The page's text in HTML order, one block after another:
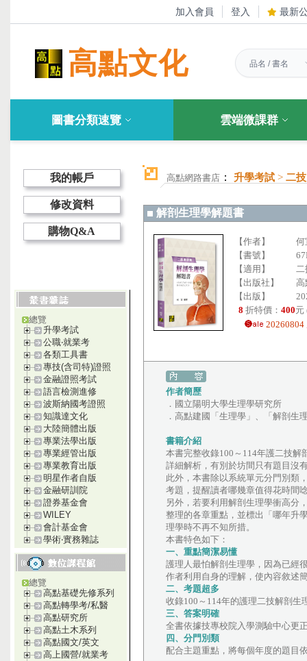
加入會員 登入 最新
高點文化
圖書分類速覽 雲端微課群
我的帳戶
修改資料
購物Q&A
總覽
升學考試
公職‧就業考
各類工具書
專技(含司特)證照
金融證照考試
語言檢測進修
波斯納國考證照
知識達文化
大陸簡體出版
專業法學出版
專業經管出版
專業教育出版
明星作者自版
金融研訓院
證券基金會
WILEY
會計基金會
學術‧實務雜誌
總覽
高點基礎先修系列
高點轉學考/私醫
高點研究所
高點土木系列
高點國文/英文
高上國營/就業考
高點網路書店 ： 升學考試 > 二技
解剖生理學解題書
【作者】
【書號】
【適用】
【出版社】
高
【出版】
8 折特價： 400元
作者簡歷
．國立陽明大學生理學研究所
．高點建國「生理學」、「解剖生
書籍介紹
本書完整收錄100～114年護二技解
詳細解析，有別於坊間只有題目沒
此外，本書除以系統單元分門別類
考題，提醒讀者哪幾章值得花時間
另外，若要利用解剖生理學衝高分
整理的各章重點，並標出「哪年升
理學時不再不知所措。
本書特色如下：
一、重點簡潔易懂
護理人最怕解剖生理學，因為已經
作者利用自身的理解，使內容敘述
二、考題超多
收錄100～114年的護理二技解剖生
三、答案明確
全書依據技專校院入學測驗中心更
四、分門別類
配合主題重點，將每個年度的題目